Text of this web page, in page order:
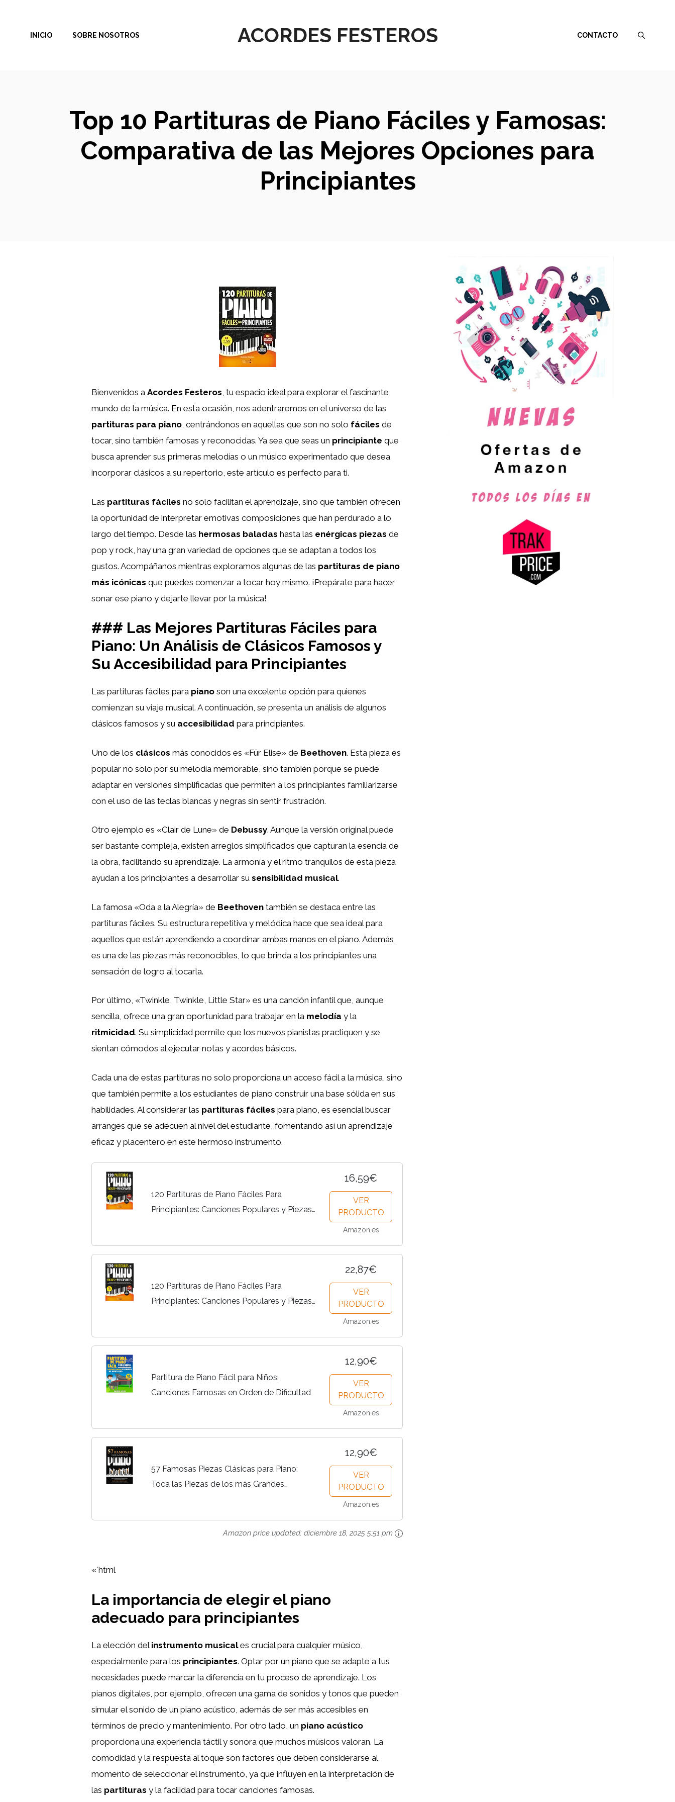
contenido
ACORDES FESTEROS
INICIO SOBRE NOSOTROS CONTACTO
Top 10 Partituras de Piano Fáciles y Famosas:
Comparativa de las Mejores Opciones para
Principiantes
Bienvenidos a Acordes Festeros, tu espacio ideal para explorar el fascinante
mundo de la música. En esta ocasión, nos adentraremos en el universo de las
partituras para piano, centrándonos en aquellas que son no solo fáciles de
tocar, sino también famosas y reconocidas. Ya sea que seas un principiante que
busca aprender sus primeras melodías o un músico experimentado que desea
incorporar clásicos a su repertorio, este artículo es perfecto para ti.
Las partituras fáciles no solo facilitan el aprendizaje, sino que también ofrecen
la oportunidad de interpretar emotivas composiciones que han perdurado a lo
largo del tiempo. Desde las hermosas baladas hasta las enérgicas piezas de
pop y rock, hay una gran variedad de opciones que se adaptan a todos los
gustos. Acompáñanos mientras exploramos algunas de las partituras de piano
más icónicas que puedes comenzar a tocar hoy mismo. ¡Prepárate para hacer
sonar ese piano y dejarte llevar por la música!
### Las Mejores Partituras Fáciles para
Piano: Un Análisis de Clásicos Famosos y
Su Accesibilidad para Principiantes
Las partituras fáciles para piano son una excelente opción para quienes
comienzan su viaje musical. A continuación, se presenta un análisis de algunos
clásicos famosos y su accesibilidad para principiantes.
Uno de los clásicos más conocidos es «Für Elise» de Beethoven. Esta pieza es
popular no solo por su melodía memorable, sino también porque se puede
adaptar en versiones simplificadas que permiten a los principiantes familiarizarse
con el uso de las teclas blancas y negras sin sentir frustración.
Otro ejemplo es «Clair de Lune» de Debussy. Aunque la versión original puede
ser bastante compleja, existen arreglos simplificados que capturan la esencia de
la obra, facilitando su aprendizaje. La armonía y el ritmo tranquilos de esta pieza
ayudan a los principiantes a desarrollar su sensibilidad musical.
La famosa «Oda a la Alegría» de Beethoven también se destaca entre las
partituras fáciles. Su estructura repetitiva y melódica hace que sea ideal para
aquellos que están aprendiendo a coordinar ambas manos en el piano. Además,
es una de las piezas más reconocibles, lo que brinda a los principiantes una
sensación de logro al tocarla.
Por último, «Twinkle, Twinkle, Little Star» es una canción infantil que, aunque
sencilla, ofrece una gran oportunidad para trabajar en la melodía y la
ritmicidad. Su simplicidad permite que los nuevos pianistas practiquen y se
sientan cómodos al ejecutar notas y acordes básicos.
Cada una de estas partituras no solo proporciona un acceso fácil a la música, sino
que también permite a los estudiantes de piano construir una base sólida en sus
habilidades. Al considerar las partituras fáciles para piano, es esencial buscar
arranges que se adecuen al nivel del estudiante, fomentando así un aprendizaje
eficaz y placentero en este hermoso instrumento.
120 Partituras de Piano Fáciles Para
Principiantes: Canciones Populares y Piezas
16,59€
VER
PRODUCTO
Amazon.es
120 Partituras de Piano Fáciles Para
Principiantes: Canciones Populares y Piezas
22,87€
VER
PRODUCTO
Amazon.es
Partitura de Piano Fácil para Niños:
Canciones Famosas en Orden de Dificultad
12,90€
VER
PRODUCTO
Amazon.es
57 Famosas Piezas Clásicas para Piano:
Toca las Piezas de los más Grandes
12,90€
VER
PRODUCTO
Amazon.es
Amazon price updated: diciembre 18, 2025 5:51 pm
«`html
La importancia de elegir el piano
adecuado para principiantes
La elección del instrumento musicales crucial para cualquier músico,
especialmente para los principiantes. Optar por un piano que se adapte a tus
necesidades puede marcar la diferencia en tu proceso de aprendizaje. Los
pianos digitales, por ejemplo, ofrecen una gama de sonidos y tonos que pueden
simular el sonido de un piano acústico, además de ser más accesibles en
términos de precio y mantenimiento. Por otro lado, un piano acústico
proporciona una experiencia táctil y sonora que muchos músicos valoran. La
comodidad y la respuesta al toque son factores que deben considerarse al
momento de seleccionar el instrumento, ya que influyen en la interpretación de
las partituras y la facilidad para tocar canciones famosas.